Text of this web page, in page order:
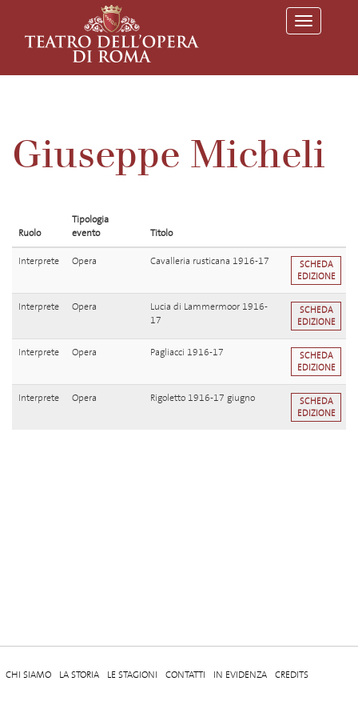
T
o
l
i
a
Giuseppe Micheli
Ruolo
Tipologia
evento
Titolo
Interprete Opera Cavalleria rusticana 1916-17
SCHEDA
EDIZIONE
Interprete Opera
Lucia di Lammermoor 1916-
17
SCHEDA
EDIZIONE
Interprete Opera Pagliacci 1916-17
SCHEDA
EDIZIONE
Interprete Opera Rigoletto 1916-17 giugno
SCHEDA
EDIZIONE
CHI SIAMO LA STORIA LE STAGIONI CONTATTI IN EVIDENZA CREDITS